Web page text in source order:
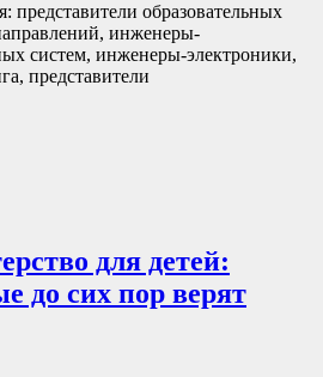
представители образовательных
инженеры-
систем, инженеры-электроники,
представители
для детей:
до сих пор верят